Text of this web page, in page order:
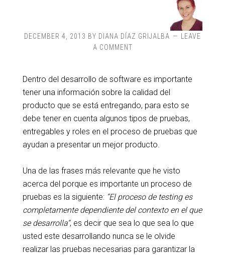
DECEMBER 4, 2013 BY DIANA DÍAZ GRIJALBA
LEAVE
A COMMENT
Dentro del desarrollo de software es importante
tener una información sobre la calidad del
producto que se está entregando, para esto se
debe tener en cuenta algunos tipos de pruebas,
entregables y roles en el proceso de pruebas que
ayudan a presentar un mejor producto.
Una de las frases más relevante que he visto
acerca del porque es importante un proceso de
pruebas es la siguiente: “El proceso de testing es
completamente dependiente del contexto en el que
se desarrolla“, es decir que sea lo que sea lo que
usted este desarrollando nunca se le olvide
realizar las pruebas necesarias para garantizar la